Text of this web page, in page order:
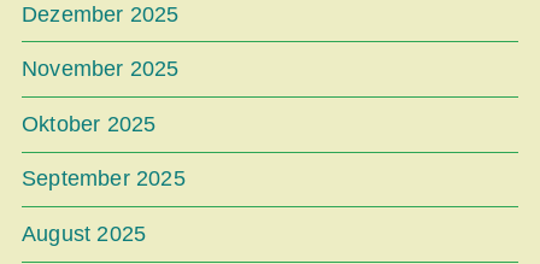
Dezember 2025
November 2025
Oktober 2025
September 2025
August 2025